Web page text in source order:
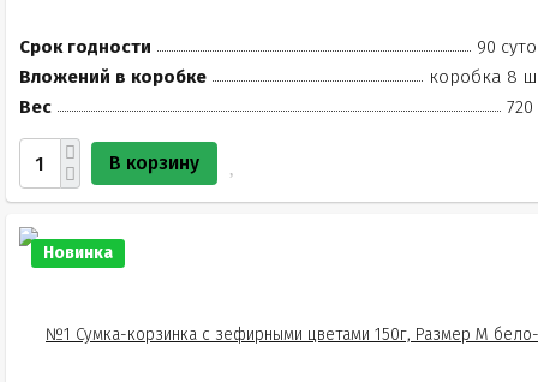
Срок годности
90
Вложений в коробке
коробка 8
Вес
720
В корзину
Новинка